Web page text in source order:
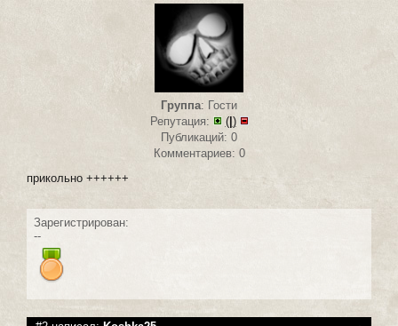
Группа: Гости
Репутация:
(| )
Публикаций: 0
Комментариев: 0
прикольно ++++++
Зарегистрирован:
--